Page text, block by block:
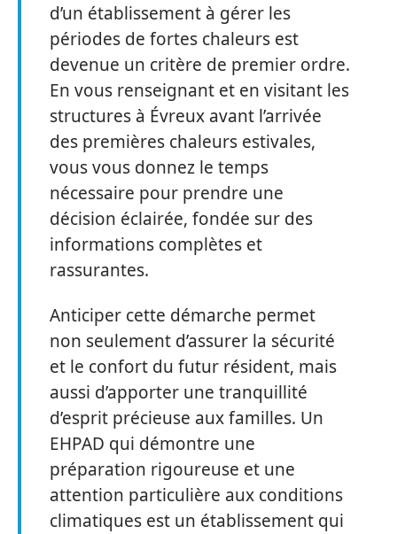
d’un établissement à gérer les
périodes de fortes chaleurs est
devenue un critère de premier ordre.
En vous renseignant et en visitant les
structures à Évreux avant l’arrivée
des premières chaleurs estivales,
vous vous donnez le temps
nécessaire pour prendre une
décision éclairée, fondée sur des
informations complètes et
rassurantes.
Anticiper cette démarche permet
non seulement d’assurer la sécurité
et le confort du futur résident, mais
aussi d’apporter une tranquillité
d’esprit précieuse aux familles. Un
EHPAD qui démontre une
préparation rigoureuse et une
attention particulière aux conditions
climatiques est un établissement qui